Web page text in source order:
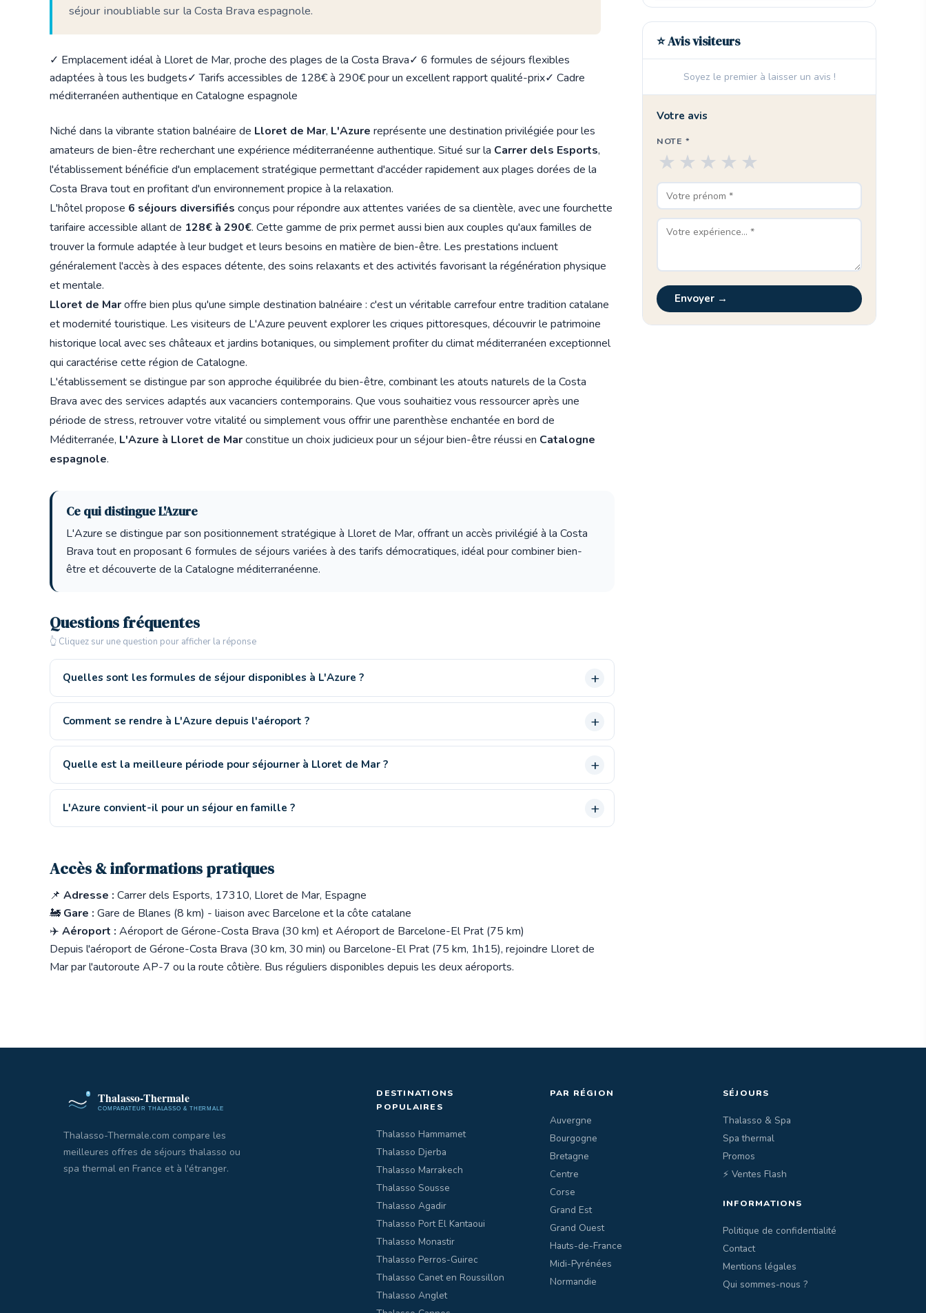
séjour inoubliable sur la Costa Brava espagnole.
✓ Emplacement idéal à Lloret de Mar, proche des plages de la Costa Brava✓ 6 formules de séjours flexibles
adaptées à tous les budgets✓ Tarifs accessibles de 128€ à 290€ pour un excellent rapport qualité-prix✓ Cadre
méditerranéen authentique en Catalogne espagnole
Niché dans la vibrante station balnéaire de Lloret de Mar, L'Azure représente une destination privilégiée pour les
amateurs de bien-être recherchant une expérience méditerranéenne authentique. Situé sur la Carrer dels Esports,
l'établissement bénéficie d'un emplacement stratégique permettant d'accéder rapidement aux plages dorées de la
Costa Brava tout en profitant d'un environnement propice à la relaxation.
L'hôtel propose 6 séjours diversifiés conçus pour répondre aux attentes variées de sa clientèle, avec une fourchette
tarifaire accessible allant de 128€ à 290€. Cette gamme de prix permet aussi bien aux couples qu'aux familles de
trouver la formule adaptée à leur budget et leurs besoins en matière de bien-être. Les prestations incluent
généralement l'accès à des espaces détente, des soins relaxants et des activités favorisant la régénération physique
et mentale.
Lloret de Maroffre bien plus qu'une simple destination balnéaire : c'est un véritable carrefour entre tradition catalane
et modernité touristique. Les visiteurs de L'Azure peuvent explorer les criques pittoresques, découvrir le patrimoine
historique local avec ses châteaux et jardins botaniques, ou simplement profiter du climat méditerranéen exceptionnel
qui caractérise cette région de Catalogne.
L'établissement se distingue par son approche équilibrée du bien-être, combinant les atouts naturels de la Costa
Brava avec des services adaptés aux vacanciers contemporains. Que vous souhaitiez vous ressourcer après une
période de stress, retrouver votre vitalité ou simplement vous offrir une parenthèse enchantée en bord de
Méditerranée, L'Azure à Lloret de Marconstitue un choix judicieux pour un séjour bien-être réussi en Catalogne
espagnole.
Ce qui distingue L'Azure
L'Azure se distingue par son positionnement stratégique à Lloret de Mar, offrant un accès privilégié à la Costa
Brava tout en proposant 6 formules de séjours variées à des tarifs démocratiques, idéal pour combiner bien-
être et découverte de la Catalogne méditerranéenne.
Questions fréquentes
👆 Cliquez sur une question pour afficher la réponse
Quelles sont les formules de séjour disponibles à L'Azure ?
Comment se rendre à L'Azure depuis l'aéroport ?
Quelle est la meilleure période pour séjourner à Lloret de Mar ?
L'Azure convient-il pour un séjour en famille ?
Accès & informations pratiques
📌 Adresse : Carrer dels Esports, 17310, Lloret de Mar, Espagne
🚂 Gare : Gare de Blanes (8 km) - liaison avec Barcelone et la côte catalane
✈️ Aéroport : Aéroport de Gérone-Costa Brava (30 km) et Aéroport de Barcelone-El Prat (75 km)
Depuis l'aéroport de Gérone-Costa Brava (30 km, 30 min) ou Barcelone-El Prat (75 km, 1h15), rejoindre Lloret de
Mar par l'autoroute AP-7 ou la route côtière. Bus réguliers disponibles depuis les deux aéroports.
⭐ Avis visiteurs
Soyez le premier à laisser un avis !
Votre avis
NOTE *
★
★
★
★
★
Envoyer →
Thalasso-Thermale.com compare les
meilleures offres de séjours thalasso ou
spa thermal en France et à l'étranger.
DESTINATIONS
POPULAIRES
Thalasso Hammamet
Thalasso Djerba
Thalasso Marrakech
Thalasso Sousse
Thalasso Agadir
Thalasso Port El Kantaoui
Thalasso Monastir
Thalasso Perros-Guirec
Thalasso Canet en Roussillon
Thalasso Anglet
PAR RÉGION
Auvergne
Bourgogne
Bretagne
Centre
Corse
Grand Est
Grand Ouest
Hauts-de-France
Midi-Pyrénées
Normandie
SÉJOURS
Thalasso & Spa
Spa thermal
Promos
⚡ Ventes Flash
INFORMATIONS
Politique de confidentialité
Contact
Mentions légales
Qui sommes-nous ?